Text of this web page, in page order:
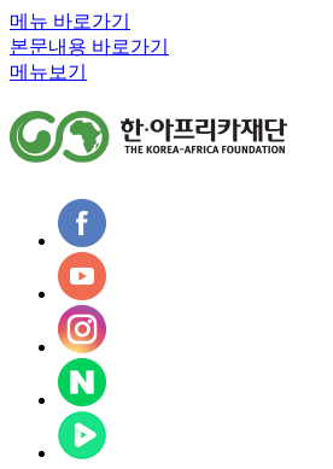
메뉴 바로가기
본문내용 바로가기
메뉴보기